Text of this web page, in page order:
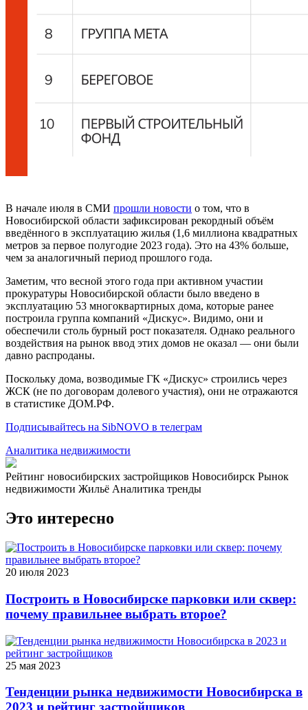
В начале июля в СМИ прошли новости о том, что в
Новосибирской области зафиксирован рекордный объём
введённого в эксплуатацию жилья (1,6 миллиона квадратных
метров за первое полугодие 2023 года). Это на 43% больше,
чем за аналогичный период прошлого года.
Заметим, что весной этого года при активном участии
прокуратуры Новосибирской области было введено в
эксплуатацию 53 многоквартирных дома, которые ранее
построила группа компаний «Дискус». Видимо, они и
обеспечили столь бурный рост показателя. Однако реального
воздействия на рынок ввод этих домов не оказал — они были
давно распроданы.
Поскольку дома, возводимые ГК «Дискус» строились через
ЖСК (не по договорам долевого участия), они не отражаются
в статистике ДОМ.РФ.
Подписывайтесь на SibNOVO в телеграм
Аналитика недвижимости
Рейтинг новосибирских застройщиков Новосибирск Рынок
недвижимости Жильё Аналитика тренды
Это интересно
20 июля 2023
Построить в Новосибирске парковки или сквер:
почему правильнее выбрать второе?
25 мая 2023
Тенденции рынка недвижимости Новосибирска в